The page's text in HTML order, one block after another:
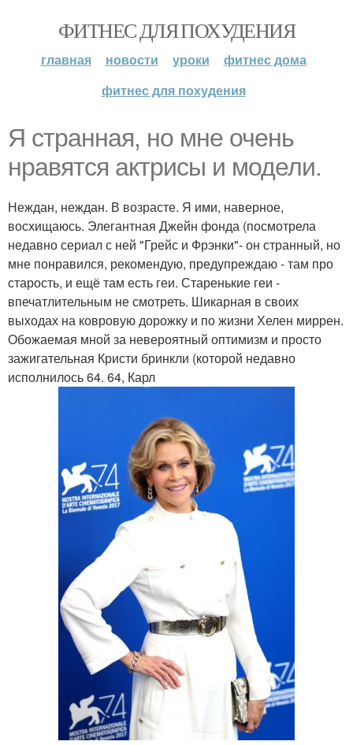
ФИТНЕС ДЛЯ ПОХУДЕНИЯ
главная новости уроки
фитнес дома
фитнес для похудения
Я странная, но мне очень
нравятся актрисы и модели.
Неждан, неждан. В возрасте. Я ими, наверное,
восхищаюсь. Элегантная Джейн фонда (посмотрела
недавно сериал с ней "Грейс и Фрэнки"- он странный, но
мне понравился, рекомендую, предупреждаю - там про
старость, и ещё там есть геи. Старенькие геи -
впечатлительным не смотреть. Шикарная в своих
выходах на ковровую дорожку и по жизни Хелен миррен.
Обожаемая мной за невероятный оптимизм и просто
зажигательная Кристи бринкли (которой недавно
исполнилось 64. 64, Карл